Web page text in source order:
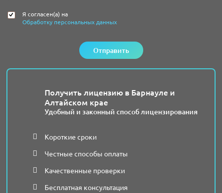
Я согласен(а) на
Обработку персональных данных
Отправить
Получить лицензию в Барнауле и
Алтайском крае
Удобный и законный способ лицензирования
Короткие сроки
Честные способы оплаты
Качественные проверки
Бесплатная консультация